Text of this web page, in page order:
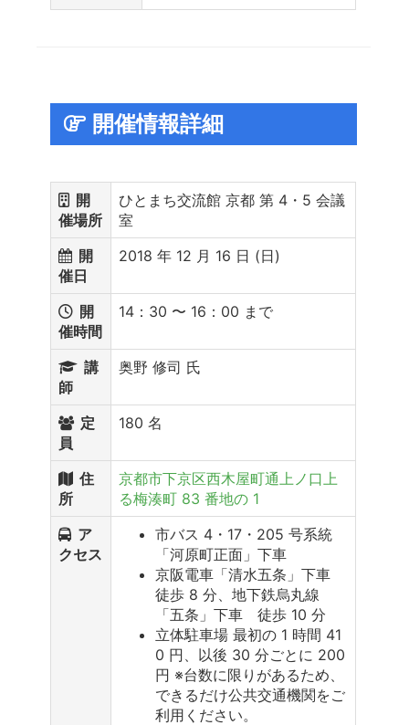
開催情報詳細
開
催場所
ひとまち交流館 京都 第 4・5 会議
室
開
催日
2018 年 12 月 16 日 (日)
開
催時間
14：30 〜 16：00 まで
講
師
奥野 修司 氏
定
員
180 名
住
所
京都市下京区西木屋町通上ノ口上
る梅湊町 83 番地の 1
ア
クセス
市バス 4・17・205 号系統
「河原町正面」下車
京阪電車「清水五条」下車
徒歩 8 分、地下鉄烏丸線
「五条」下車 徒歩 10 分
立体駐車場 最初の 1 時間 41
0 円、以後 30 分ごとに 200
円 ※台数に限りがあるため、
できるだけ公共交通機関をご
利用ください。